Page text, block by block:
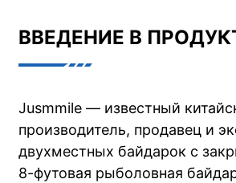
ВВЕДЕНИЕ В
Jusmmile — известный
производитель, продавец и
двухместных байдарок с
8-футовая рыболовная